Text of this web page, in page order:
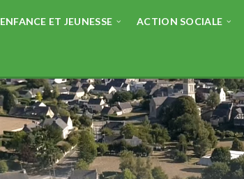
ENFANCE ET JEUNESSE ACTION SOCIALE